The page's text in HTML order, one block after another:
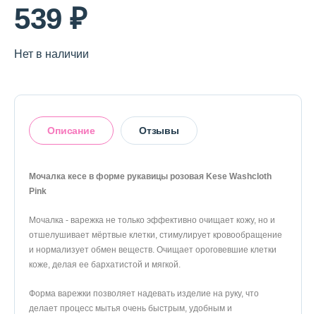
539 ₽
Нет в наличии
Описание Отзывы
Мочалка кесе в форме рукавицы розовая Kese Washcloth
Pink
Мочалка - варежка не только эффективно очищает кожу, но и
отшелушивает мёртвые клетки, стимулирует кровообращение
и нормализует обмен веществ. Очищает ороговевшие клетки
коже, делая ее бархатистой и мягкой.
Форма варежки позволяет надевать изделие на руку, что
делает процесс мытья очень быстрым, удобным и